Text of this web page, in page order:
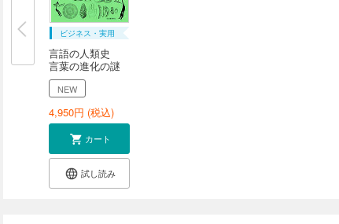
ビジネス・実用
言語の人類史
言葉の進化の謎
を...
NEW
4,950円 (税込)
カート
試し読み